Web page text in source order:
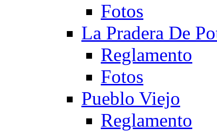
Fotos
La Pradera De
Reglamento
Fotos
Pueblo Viejo
Reglamento